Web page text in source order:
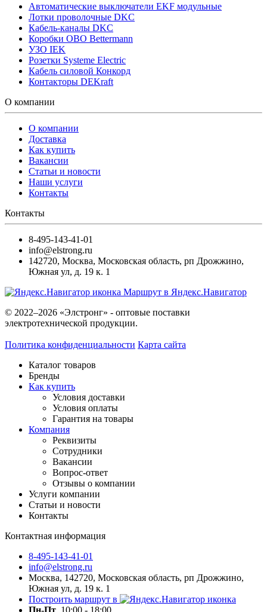
Автоматические выключатели EKF модульные
Лотки проволочные DKC
Кабель-каналы DKC
Коробки OBO Bettermann
УЗО IEK
Розетки Systeme Electric
Кабель силовой Конкорд
Контакторы DEKraft
О компании
О компании
Доставка
Как купить
Вакансии
Статьи и новости
Наши услуги
Контакты
Контакты
8-495-143-41-01
info@elstrong.ru
142720, Москва, Московская область, рп Дрожжино,
Южная ул, д. 19 к. 1
Маршрут в Яндекс.Навигатор
© 2022–2026 «Элстронг» - оптовые поставки
электротехнической продукции.
Политика конфиденциальности Карта сайта
Каталог товаров
Бренды
Как купить
Условия доставки
Условия оплаты
Гарантия на товары
Компания
Реквизиты
Сотрудники
Вакансии
Вопрос-ответ
Отзывы о компании
Услуги компании
Статьи и новости
Контакты
Контактная информация
8-495-143-41-01
info@elstrong.ru
Москва, 142720, Московская область, рп Дрожжино,
Южная ул, д. 19 к. 1
Построить маршрут в
Пн-Пт 10:00 - 18:00